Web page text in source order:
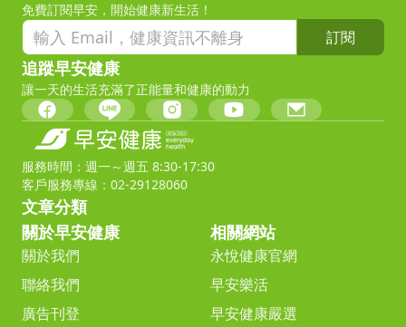
免費訂閱早安，開始健康新生活！
訂閱
追蹤早安健康
讓一天的生活充滿了正能量和健康的動力
服務時間：週一～週五 8:30-17:30
客戶服務專線：02-29128060
文章分類
關於早安健康
關於我們
聯絡我們
廣告刊登
相關網站
永悅健康官網
早安樂活
早安健康嚴選